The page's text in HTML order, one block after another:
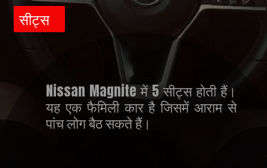
Nissan Magnite में 5 सीट्स होती हैं।
यह एक फैमिली कार है जिसमें आराम से
पांच लोग बैठ सकते हैं।
सीट्स